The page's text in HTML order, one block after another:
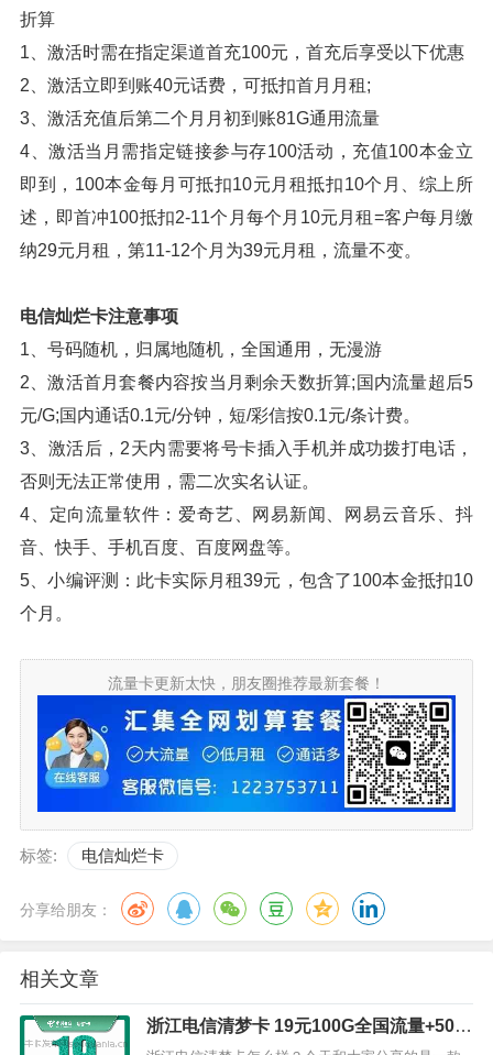
折算
1、激活时需在指定渠道首充100元，首充后享受以下优惠
2、激活立即到账40元话费，可抵扣首月月租;
3、激活充值后第二个月月初到账81G通用流量
4、激活当月需指定链接参与存100活动，充值100本金立
即到，100本金每月可抵扣10元月租抵扣10个月、综上所
述，即首冲100抵扣2-11个月每个月10元月租=客户每月缴
纳29元月租，第11-12个月为39元月租，流量不变。
电信灿烂卡注意事项
1、号码随机，归属地随机，全国通用，无漫游
2、激活首月套餐内容按当月剩余天数折算;国内流量超后5
元/G;国内通话0.1元/分钟，短/彩信按0.1元/条计费。
3、激活后，2天内需要将号卡插入手机并成功拨打电话，
否则无法正常使用，需二次实名认证。
4、定向流量软件：爱奇艺、网易新闻、网易云音乐、抖
音、快手、手机百度、百度网盘等。
5、小编评测：此卡实际月租39元，包含了100本金抵扣10
个月。
流量卡更新太快，朋友圈推荐最新套餐！
标签: 电信灿烂卡
分享给朋友：
相关文章
浙江电信清梦卡 19元100G全国流量+500
分钟